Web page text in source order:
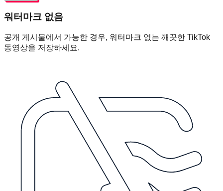
워터마크 없음
공개 게시물에서 가능한 경우, 워터마크 없는 깨끗한 TikTok
동영상을 저장하세요.